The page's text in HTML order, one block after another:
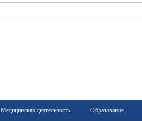
Медицинская деятельность Образование